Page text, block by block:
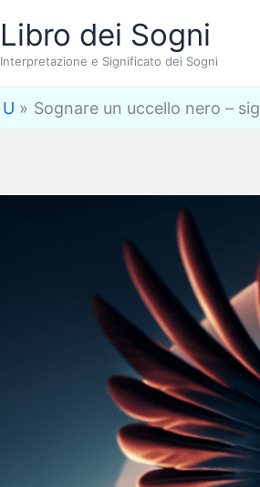
Libro dei Sogni
Interpretazione e Significato dei Sogni
U Sognare un uccello nero –